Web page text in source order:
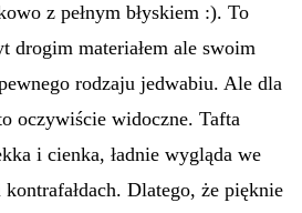
z pełnym błyskiem :). To
drogim materiałem ale swoim
rodzaju jedwabiu. Ale dla
oczywiście widoczne. Tafta
i cienka, ładnie wygląda we
Dlatego, że pięknie